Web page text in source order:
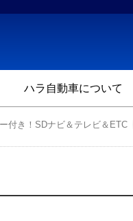
ハラ自動車について
き！SDナビ＆テレビ＆ETC